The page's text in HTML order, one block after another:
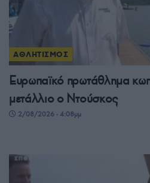
ΑΘΛΗΤΙΣΜΟΣ
Ευρωπαϊκό πρωτάθλημα
μετάλλιο ο Ντούσκος
2/08/2026 - 4:08μμ